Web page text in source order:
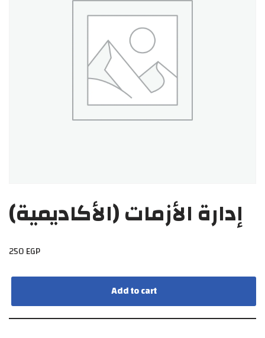
إدارة الأزمات (الأكاديمية)
250EGP
Add to cart